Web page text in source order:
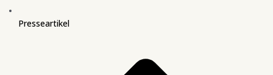
Presseartikel